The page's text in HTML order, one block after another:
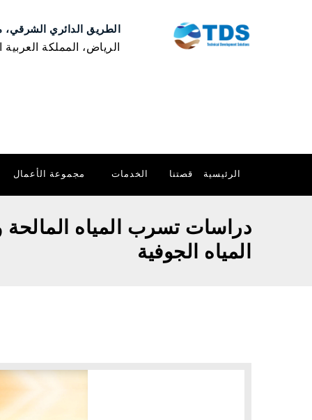
الطريق الدائري الشرقي،
الرياض، المملكة العربية
الرئيسية قصتنا الخدمات مجموعة الأعمال
دراسات تسرب المياه المالحة
المياه الجوفية